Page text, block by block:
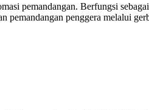
pemandangan. Berfungsi
pemandangan penggera melalui